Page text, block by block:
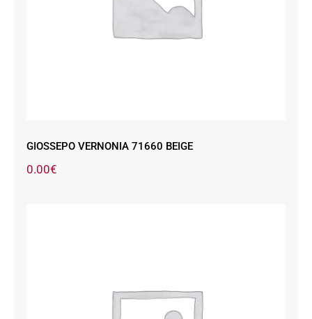
GIOSSEPO VERNONIA 71660 BEIGE
0.00€